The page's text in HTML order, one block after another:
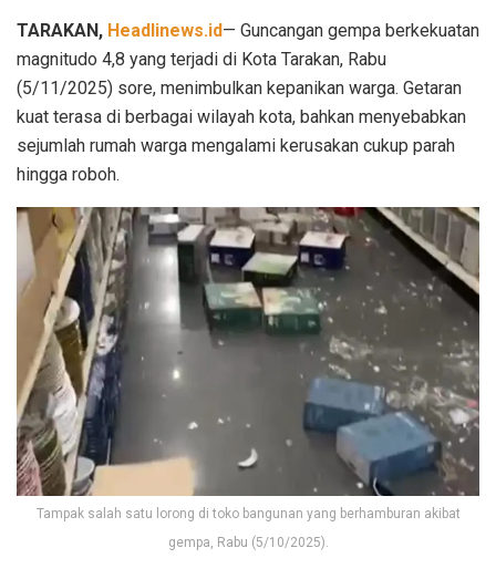
TARAKAN, Headlinews.id— Guncangan gempa berkekuatan
magnitudo 4,8 yang terjadi di Kota Tarakan, Rabu
(5/11/2025) sore, menimbulkan kepanikan warga. Getaran
kuat terasa di berbagai wilayah kota, bahkan menyebabkan
sejumlah rumah warga mengalami kerusakan cukup parah
hingga roboh.
Tampak salah satu lorong di toko bangunan yang berhamburan akibat
gempa, Rabu (5/10/2025).